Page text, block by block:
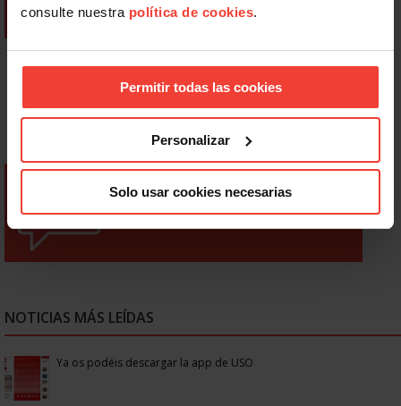
consulte nuestra política de cookies.
Permitir todas las cookies
Personalizar
Solo usar cookies necesarias
NOTICIAS MÁS LEÍDAS
Ya os podéis descargar la app de USO